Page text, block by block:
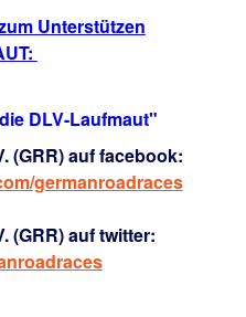
Unterstützen
DLV-Laufmaut"
(GRR) auf facebook:
germanroadraces
(GRR) auf twitter: